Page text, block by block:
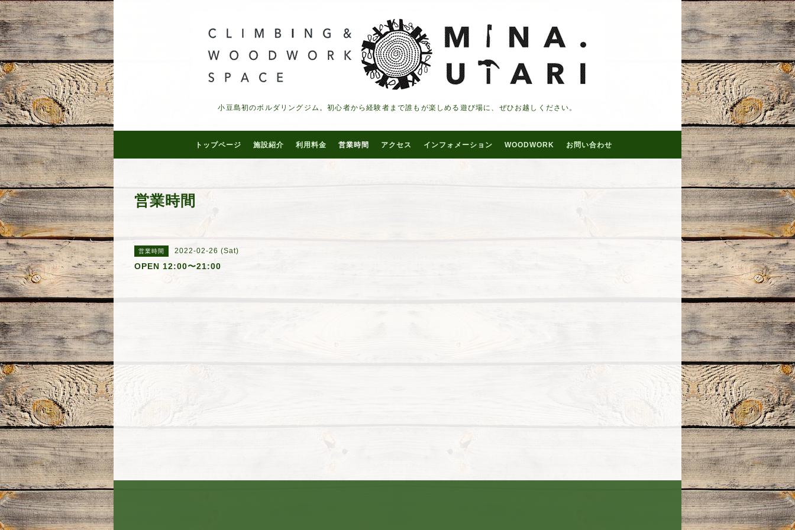
小豆島初のボルダリングジム。初心者から経験者まで誰もが楽しめる遊び場に、ぜひお越しください。
トップページ 施設紹介 利用料金 営業時間 アクセス インフォメーション WOODWORK お問い合わせ
営業時間
営業時間 2022-02-26 (Sat)
OPEN 12:00〜21:00